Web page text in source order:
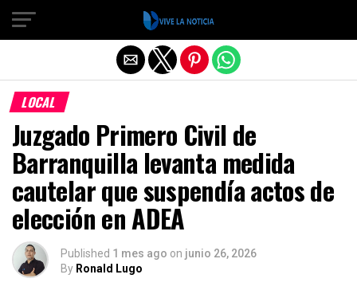
LOCAL
Juzgado Primero Civil de
Barranquilla levanta medida
cautelar que suspendía actos de
elección en ADEA
Published 1 mes ago on junio 26, 2026
By Ronald Lugo
Salir de la versión móvil